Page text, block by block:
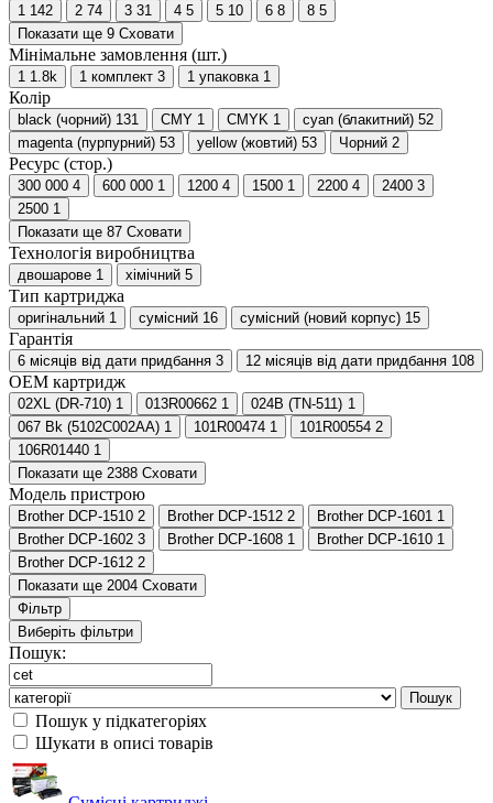
1 142 2 74 3 31 4 5 5 10 6 8 8 5
Показати ще 9 Сховати
Мінімальне замовлення (шт.)
1 1.8k 1 комплект 3 1 упаковка 1
Колір
black (чорний) 131 CMY 1 CMYK 1 cyan (блакитний) 52
magenta (пурпурний) 53 yellow (жовтий) 53 Чорний 2
Ресурс (стор.)
300 000 4 600 000 1 1200 4 1500 1 2200 4 2400 3
2500 1
Показати ще 87 Сховати
Технологія виробництва
двошарове 1 хімічний 5
Тип картриджа
оригінальний 1 сумісний 16 сумісний (новий корпус) 15
Гарантія
6 місяців від дати придбання 3 12 місяців від дати придбання 108
ОЕМ картридж
02XL (DR-710) 1 013R00662 1 024B (TN-511) 1
067 Bk (5102C002AA) 1 101R00474 1 101R00554 2
106R01440 1
Показати ще 2388 Сховати
Модель пристрою
Brother DCP-1510 2 Brother DCP-1512 2 Brother DCP-1601 1
Brother DCP-1602 3 Brother DCP-1608 1 Brother DCP-1610 1
Brother DCP-1612 2
Показати ще 2004 Сховати
Фільтр
Виберіть фільтри
Пошук:
Пошук
Пошук у підкатегоріях
Шукати в описі товарів